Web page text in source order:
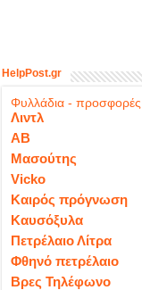
HelpPost.gr
Φυλλάδια - προσφορές
Λιντλ
ΑΒ
Μασούτης
Vicko
Καιρός πρόγνωση
Καυσόξυλα
Πετρέλαιο Λίτρα
Φθηνό πετρέλαιο
Βρες Τηλέφωνο